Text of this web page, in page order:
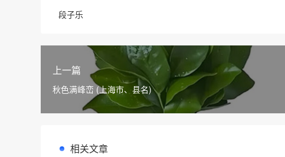
段子乐
上一篇
秋色满峰峦 (上海市、县名)
相关文章